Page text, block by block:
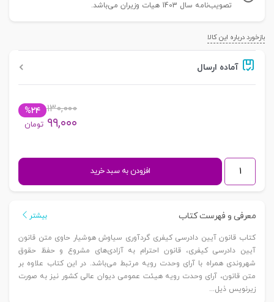
تصویب‌نامه سال 1403 هیات وزیران می‌باشد.
بازخورد درباره این کالا
آماده ارسال
۱۳۰,۰۰۰
۹۹,۰۰۰ تومان
%۲۴
قانون
آیین
کیفری
هوشیار
عدد
افزودن به سبد خرید
معرفی و فهرست کتاب بیشتر
کتاب قانون آیین دادرسی کیفری گردآوری سیاوش هوشیار حاوی متن قانون
آیین دادرسی کیفری، قانون احترام به آزادی‌های مشروع و حفظ حقوق
شهروندی همراه با آرای وحدت رویه مرتبط می‌باشد. در این کتاب علاوه بر
متن قانون، آرای وحدت رویه هیئت عمومی دیوان عالی کشور نیز به صورت
زیرنویس ذیل...